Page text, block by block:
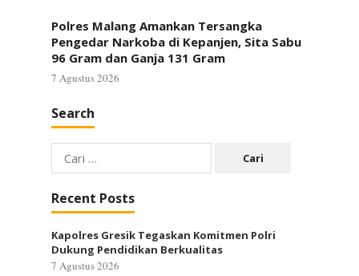
Polres Malang Amankan Tersangka
Pengedar Narkoba di Kepanjen, Sita Sabu
96 Gram dan Ganja 131 Gram
7 Agustus 2026
Search
Cari
untuk:
Recent Posts
Kapolres Gresik Tegaskan Komitmen Polri
Dukung Pendidikan Berkualitas
7 Agustus 2026